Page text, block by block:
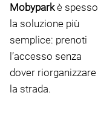
Mobyparkè spesso
la soluzione più
semplice: prenoti
l’accesso senza
dover riorganizzare
la strada.